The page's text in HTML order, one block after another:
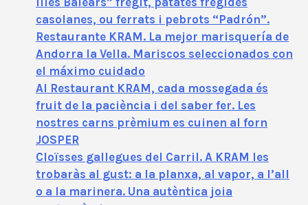
casolanes, ou ferrats i pebrots “Padrón”.
Restaurante KRAM. La mejor marisquería de
Andorra la Vella. Mariscos seleccionados con
el máximo cuidado
Al Restaurant KRAM, cada mossegada és
fruit de la paciència i del saber fer. Les
nostres carns prèmium es cuinen al forn
JOSPER
Cloïsses gallegues del Carril. A KRAM les
trobaràs al gust: a la planxa, al vapor, a l’all
o a la marinera. Una autèntica joia